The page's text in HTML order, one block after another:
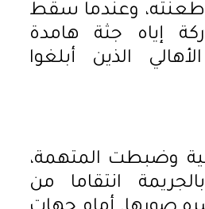
طعنته، وعندما سقط
إياه جثة هامدة
الذين أبلغوا
وضبطت المتهمة،
انتقاما من